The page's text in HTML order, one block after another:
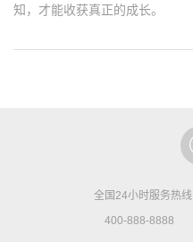
知，才能收获真正的成长。
全国24小时服务热线
400-888-8888